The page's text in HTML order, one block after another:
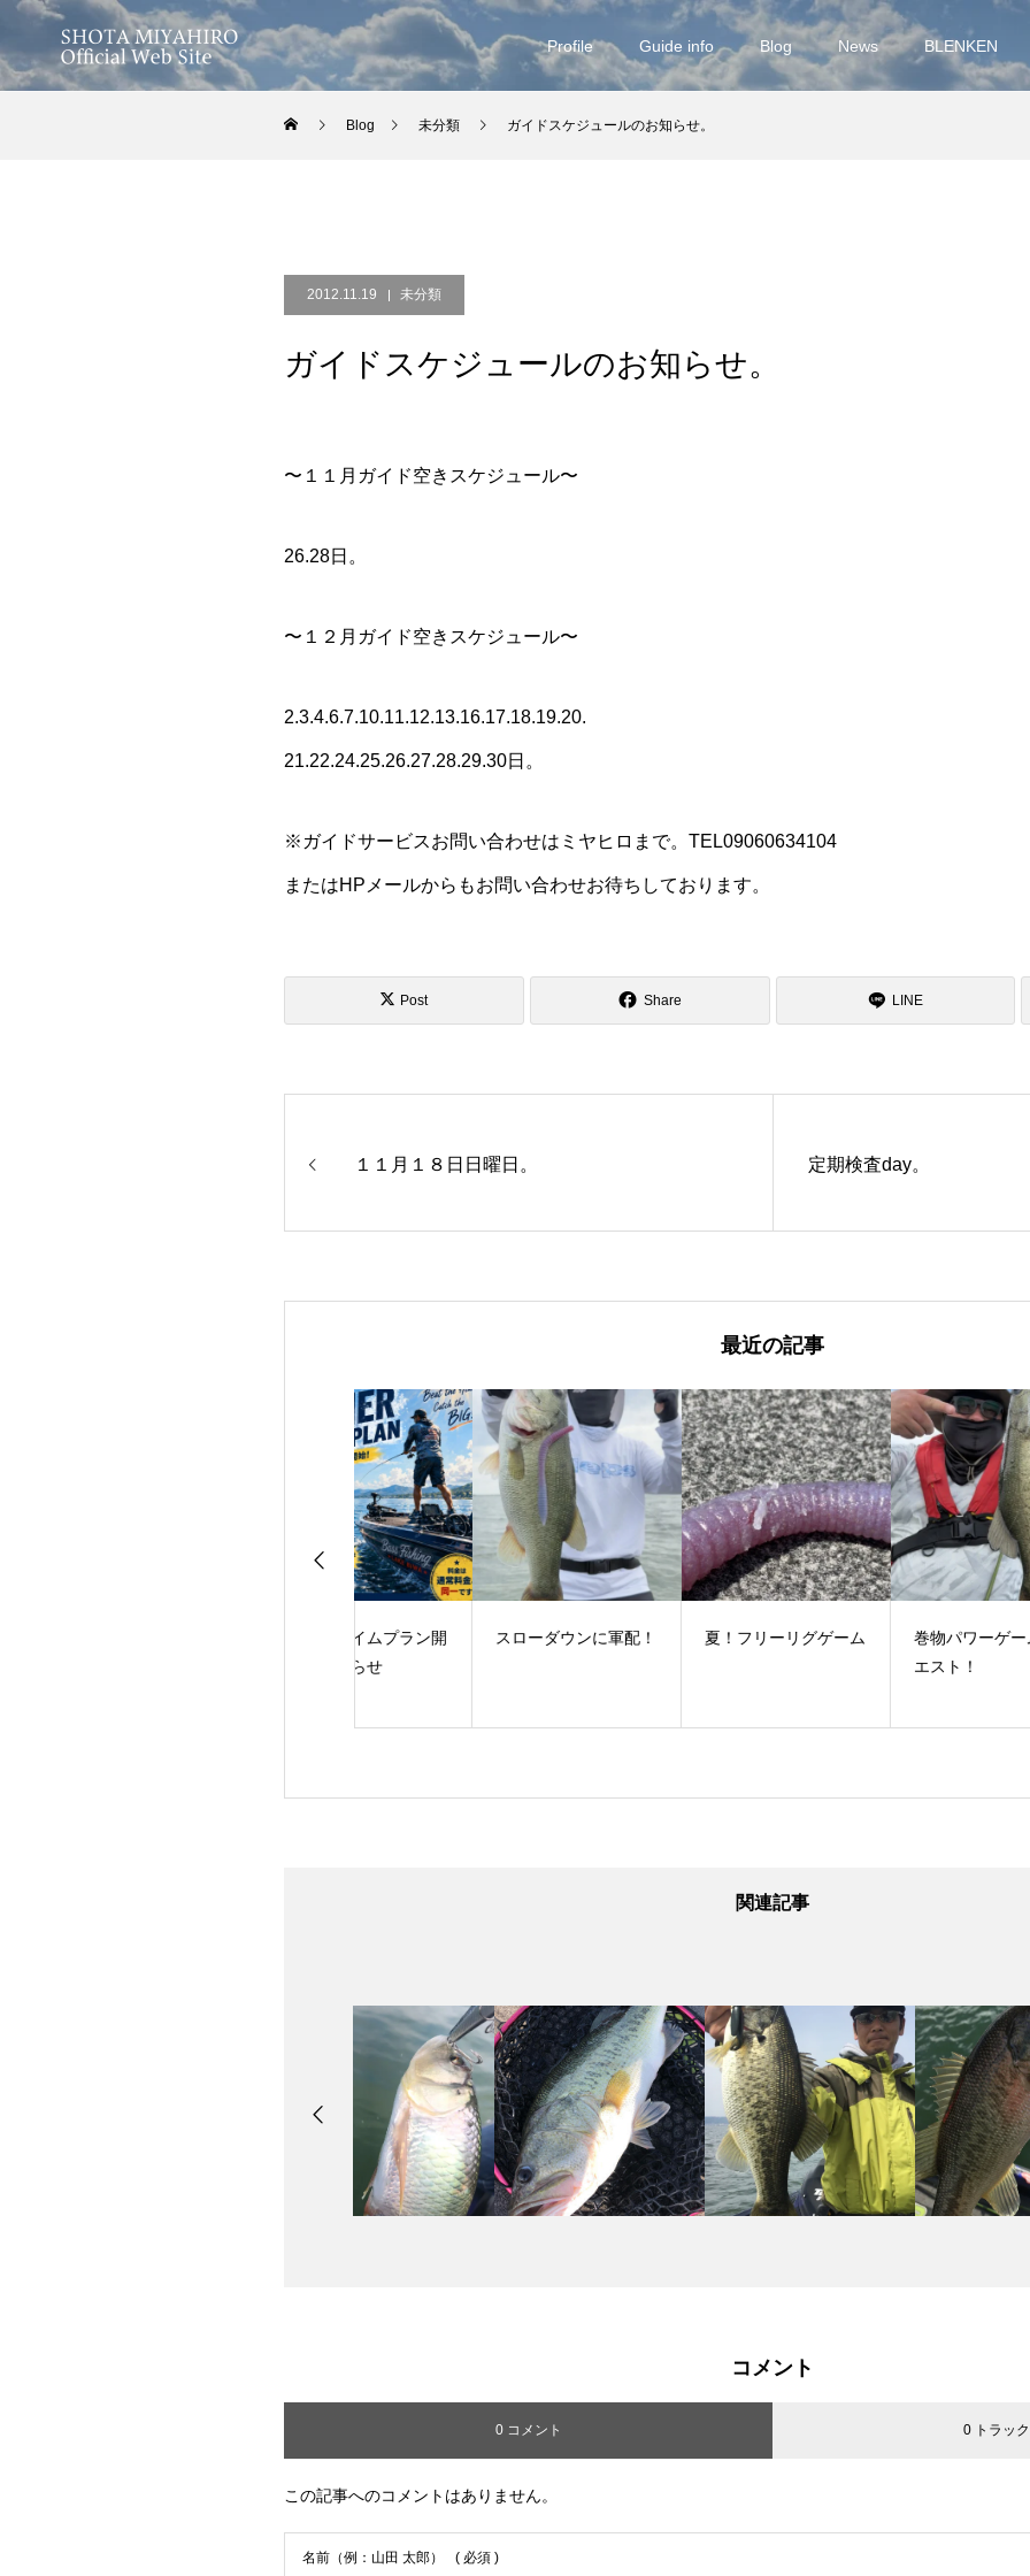
Profile Guide info Blog News BLENKEN
Blog 未分類 ガイドスケジュールのお知らせ。
2012.11.19 未分類
ガイドスケジュールのお知らせ。
〜１１月ガイド空きスケジュール〜
26.28日。
〜１２月ガイド空きスケジュール〜
2.3.4.6.7.10.11.12.13.16.17.18.19.20.
21.22.24.25.26.27.28.29.30日。
※ガイドサービスお問い合わせはミヤヒロまで。TEL09060634104
またはHPメールからもお問い合わせお待ちしております。
Post Share LINE
１１月１８日日曜日。 定期検査day。
最近の記事
スローダウンに軍配！ 夏！フリーリグゲーム
巻物パワーゲームリク
い
関連記事
コメント
0 コメント 0 トラッ
この記事へのコメントはありません。
名前（例：山田 太郎） ( 必須 )